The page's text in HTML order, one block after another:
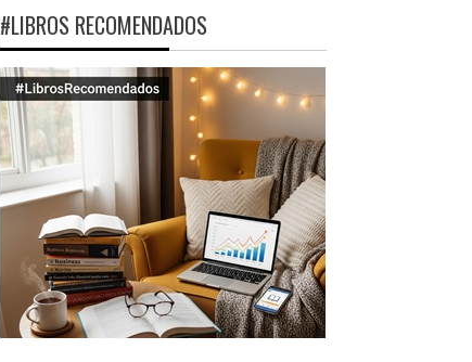
#LIBROS RECOMENDADOS